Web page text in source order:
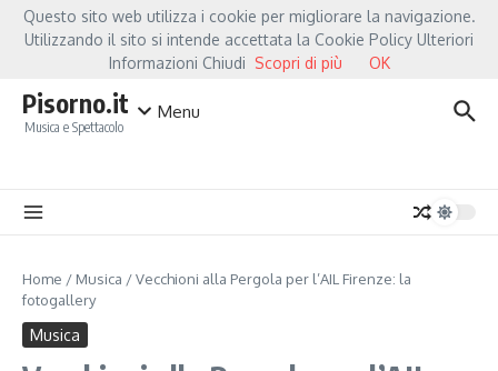
Salta al contenuto
Hot NewsFiorella Mannoia, a Capannori nasce “Anime Salve”: la data zero è
Pisorno.it
Musica e Spettacolo
Menu
Home / Musica /Vecchioni alla Pergola per l’AIL Firenze: la
fotogallery
Musica
Questo sito web utilizza i cookie per migliorare la navigazione.
Utilizzando il sito si intende accettata la Cookie Policy Ulteriori
Informazioni Chiudi Scopri di più OK